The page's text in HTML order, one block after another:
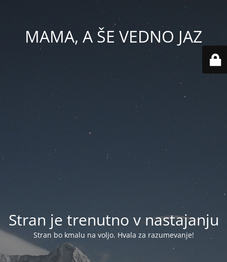
MAMA, A ŠE VEDNO JAZ
Stran je trenutno v nastajanju
Stran bo kmalu na voljo. Hvala za razumevanje!